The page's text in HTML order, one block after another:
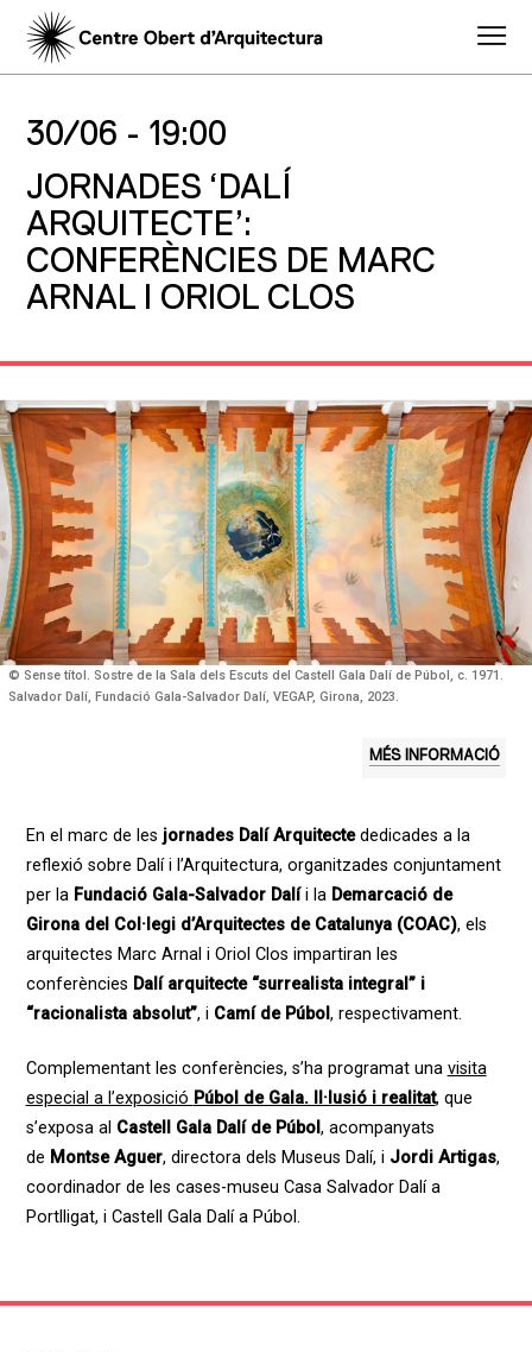
30/06 - 19:00
JORNADES ‘DALÍ
ARQUITECTE’:
CONFERÈNCIES DE MARC
ARNAL I ORIOL CLOS
© Sense títol. Sostre de la Sala dels Escuts del Castell Gala Dalí de Púbol, c. 1971.
Salvador Dalí, Fundació Gala-Salvador Dalí, VEGAP, Girona, 2023.
MÉS INFORMACIÓ
En el marc de les jornades Dalí Arquitectededicades a la
reflexió sobre Dalí i l’Arquitectura, organitzades conjuntament
per la Fundació Gala-Salvador Dalíi la Demarcació de
Girona del Col·legi d’Arquitectes de Catalunya (COAC), els
arquitectes Marc Arnal i Oriol Clos impartiran les
conferències Dalí arquitecte “surrealista integral” i
“racionalista absolut”, i Camí de Púbol , respectivament.
Complementant les conferències, s’ha programat una visita
especial a l’exposició Púbol de Gala. Il·lusió i realitat, que
s’exposa al Castell Gala Dalí de Púbol, acompanyats
de Montse Aguer, directora dels Museus Dalí, i Jordi Artigas,
coordinador de les cases-museu Casa Salvador Dalí a
Portlligat, i Castell Gala Dalí a Púbol.